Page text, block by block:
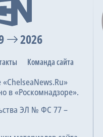
2026
Команда сайта
в «Роскомнадзоре».
ЭЛ № ФС 77 –